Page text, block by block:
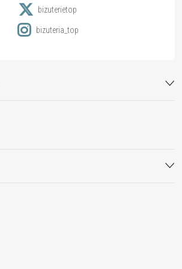
bizuterietop
bizuteria_top